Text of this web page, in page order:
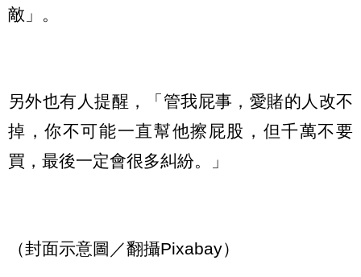
敵」。
另外也有人提醒，「管我屁事，愛賭的人改不
掉，你不可能一直幫他擦屁股，但千萬不要
買，最後一定會很多糾紛。」
（封面示意圖／翻攝Pixabay）